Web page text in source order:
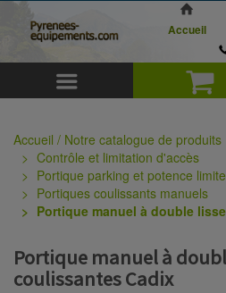
Accueil
Accueil / Notre catalogue de produits
Contrôle et limitation d'accès
Portique parking et potence
Portiques coulissants manuels
Portique manuel à double
Portique manuel à
coulissantes Cadix